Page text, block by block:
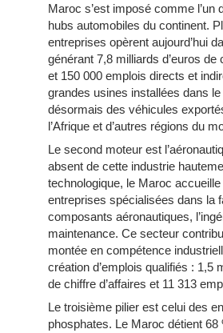
Maroc s’est imposé comme l’un
hubs automobiles du continent.
entreprises opèrent aujourd’hui
générant 7,8 milliards d’euros de
et 150 000 emplois directs et
grandes usines installées dans
désormais des véhicules
l’Afrique et d’autres régions du
Le second moteur est
absent de cette industrie
technologique, le Maroc accueille
entreprises spécialisées dans la
composants aéronautiques,
maintenance. Ce secteur
montée en compétence
création d’emplois qualifiés : 1,5
de chiffre d’affaires et 11 313
Le troisième pilier est celui des
phosphates. Le Maroc détient